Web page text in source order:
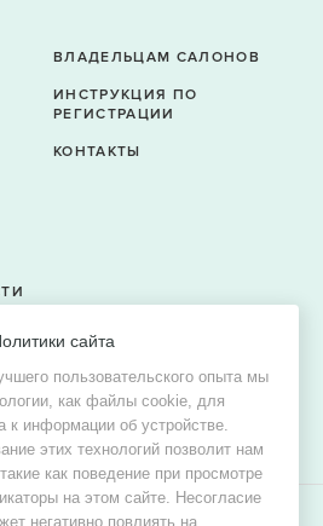
сайта
пользовательского опыта мы
как файлы cookie, для
к информации об устройстве.
этих технологий позволит нам
как поведение при просмотре
на этом сайте. Несогласие
негативно повлиять на
ВЛАДЕЛЬЦАМ САЛОНОВ
ИНСТРУКЦИЯ ПО
РЕГИСТРАЦИИ
КОНТАКТЫ